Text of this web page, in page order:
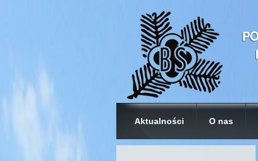
Aktualności O nas